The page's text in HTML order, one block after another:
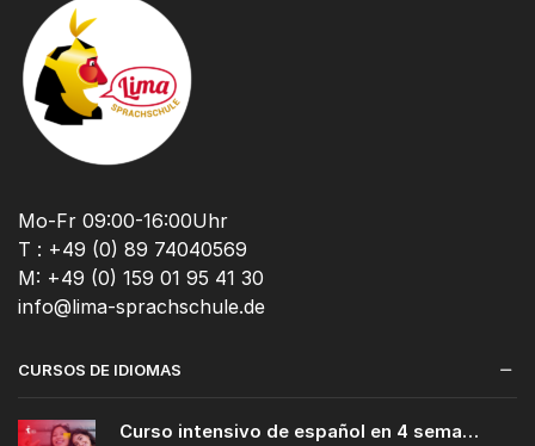
Mo-Fr 09:00-16:00Uhr
T : +49 (0) 89 74040569
M: +49 (0) 159 01 95 41 30
info@lima-sprachschule.de
CURSOS DE IDIOMAS
Curso intensivo de español en 4 semanas